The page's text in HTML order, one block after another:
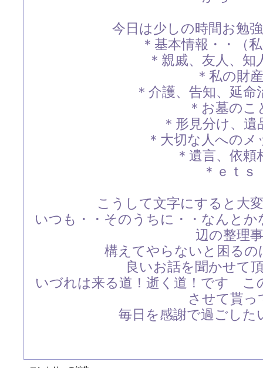
今日は少しの時間お勉
＊基本情報・・（
＊親戚、友人、知
＊私の財産
＊介護、告知、延命
＊お墓のこ
＊形見分け、遺
＊大切な人へのメ
＊遺言、依頼
＊ｅｔｓ
こうして文字にすると大
いつも・・そのうちに・・なんと
辺の整理事
構えてやらないと困るの
良いお話を聞かせ
いづれは来る道！逝く道！です こ
させて貰っ
毎日を感謝で過ごした